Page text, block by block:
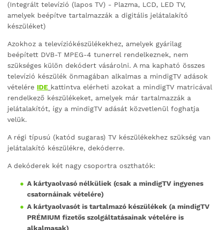
(Integrált televízió (lapos TV) - Plazma, LCD, LED TV,
amelyek beépítve tartalmazzák a digitális jelátalakító
készüléket)
Azokhoz a televíziókészülékekhez, amelyek gyárilag
beépített DVB-T MPEG-4 tunerrel rendelkeznek, nem
szükséges külön dekódert vásárolni. A ma kapható összes
televízió készülék önmagában alkalmas a mindigTV adások
vételére IDE kattintva elérheti azokat a mindigTV matricával
rendelkező készülékeket, amelyek már tartalmazzák a
jelátalakítót, így a mindigTV adását közvetlenül foghatja
velük.
A régi típusú (katód sugaras) TV készülékekhez szükség van
jelátalakító készülékre, dekóderre.
A dekóderek két nagy csoportra oszthatók:
A kártyaolvasó nélküliek (csak a mindigTV ingyenes
csatornáinak vételére)
A kártyaolvasót is tartalmazó készülékek (a mindigTV
PRÉMIUM fizetős szolgáltatásainak vételére is
alkalmasak)